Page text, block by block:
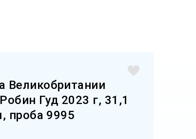
Великобритании
Гуд 2023 г, 31,1
проба 9995